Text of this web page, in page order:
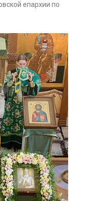
епархии по